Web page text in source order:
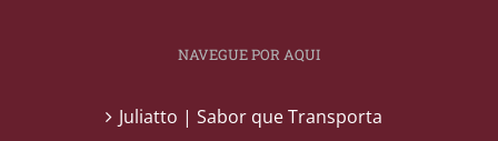
NAVEGUE POR AQUI
Juliatto | Sabor que Transporta